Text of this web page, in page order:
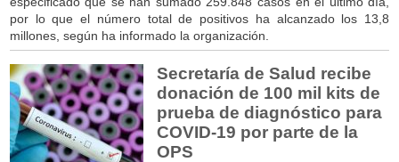
por lo que el número total de positivos ha alcanzado los 13,8
millones, según ha informado la organización.
Secretaría de Salud recibe
donación de 100 mil kits de
prueba de diagnóstico para
COVID-19 por parte de la
OPS